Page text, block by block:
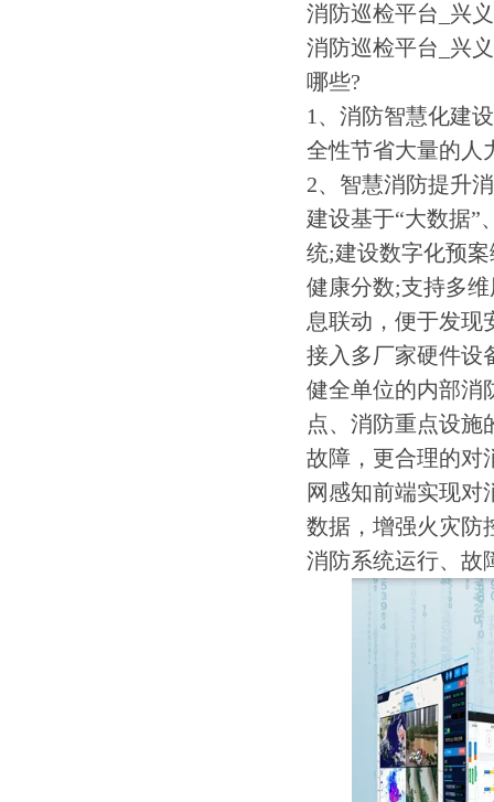
消防巡检平台_兴
消防巡检平台_兴
哪些?
1、消防智慧化建
全性节省大量的人
2、智慧消防提升
建设基于“大数据”
统;建设数字化预
健康分数;支持多
息联动，便于发现
接入多厂家硬件设
健全单位的内部消
点、消防重点设施
故障，更合理的对
网感知前端实现对
数据，增强火灾防
消防系统运行、故